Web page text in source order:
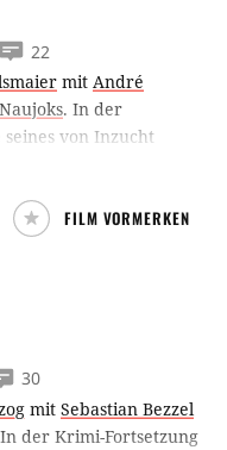
22
mit André
. In der
von Inzucht
Wesen. Das
den teuflisch gelben
behandelt. Als
Peter, den
große, aber unerfüllte
FILM VORMERKEN
30
mit Sebastian Bezzel
In der Krimi-Fortsetzung